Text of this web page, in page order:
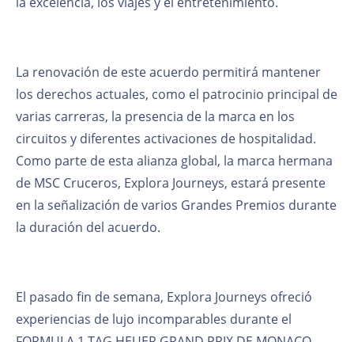
La renovación de este acuerdo permitirá mantener
los derechos actuales, como el patrocinio principal de
varias carreras, la presencia de la marca en los
circuitos y diferentes activaciones de hospitalidad.
Como parte de esta alianza global, la marca hermana
de MSC Cruceros, Explora Journeys, estará presente
en la señalización de varios Grandes Premios durante
la duración del acuerdo.
El pasado fin de semana, Explora Journeys ofreció
experiencias de lujo incomparables durante el